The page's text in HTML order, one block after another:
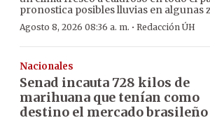
pronostica posibles lluvias en algunas
Agosto 8, 2026 08:36 a. m. · Redacción ÚH
Nacionales
Senad incauta 728 kilos de
marihuana que tenían como
destino el mercado brasileño